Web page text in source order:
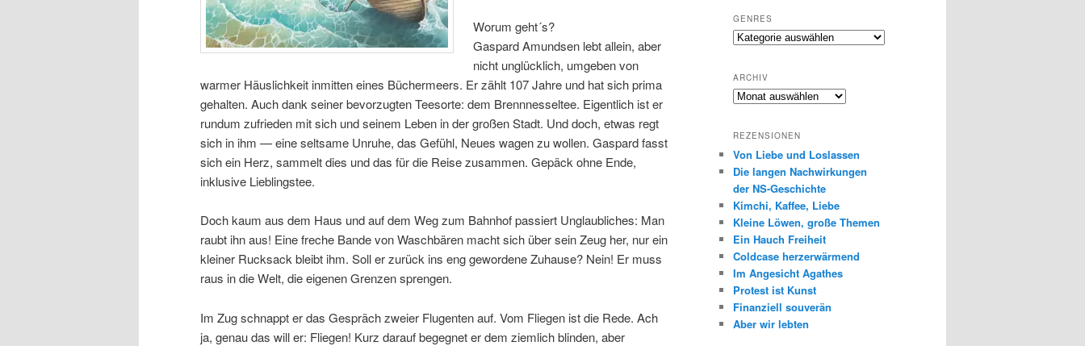
Worum geht´s?
Gaspard Amundsen lebt allein, aber
nicht unglücklich, umgeben von
warmer Häuslichkeit inmitten eines Büchermeers. Er zählt 107 Jahre und hat sich prima
gehalten. Auch dank seiner bevorzugten Teesorte: dem Brennnesseltee. Eigentlich ist er
rundum zufrieden mit sich und seinem Leben in der großen Stadt. Und doch, etwas regt
sich in ihm — eine seltsame Unruhe, das Gefühl, Neues wagen zu wollen. Gaspard fasst
sich ein Herz, sammelt dies und das für die Reise zusammen. Gepäck ohne Ende,
inklusive Lieblingstee.
Doch kaum aus dem Haus und auf dem Weg zum Bahnhof passiert Unglaubliches: Man
raubt ihn aus! Eine freche Bande von Waschbären macht sich über sein Zeug her, nur ein
kleiner Rucksack bleibt ihm. Soll er zurück ins eng gewordene Zuhause? Nein! Er muss
raus in die Welt, die eigenen Grenzen sprengen.
Im Zug schnappt er das Gespräch zweier Flugenten auf. Vom Fliegen ist die Rede. Ach
ja, genau das will er: Fliegen! Kurz darauf begegnet er dem ziemlich blinden, aber
GENRES
Genres
ARCHIV
Archiv
REZENSIONEN
Von Liebe und Loslassen
Die langen Nachwirkungen
der NS-Geschichte
Kimchi, Kaffee, Liebe
Kleine Löwen, große Themen
Ein Hauch Freiheit
Coldcase herzerwärmend
Im Angesicht Agathes
Protest ist Kunst
Finanziell souverän
Aber wir lebten